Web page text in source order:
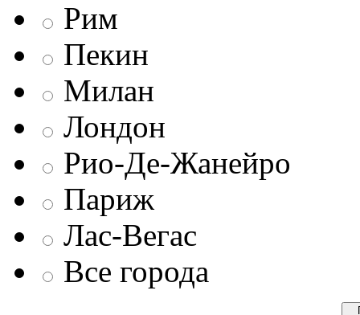
Рим
Пекин
Милан
Лондон
Рио-Де-Жанейро
Париж
Лас-Вегас
Все города